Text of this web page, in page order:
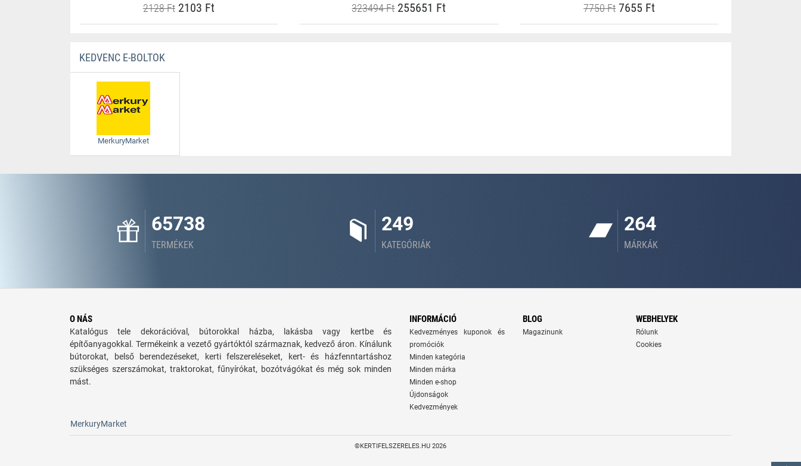
2128 Ft2103 Ft 323494 Ft255651 Ft 7750 Ft 7655 Ft
KEDVENC E-BOLTOK
MerkuryMarket
65738
TERMÉKEK
249
KATEGÓRIÁK
264
MÁRKÁK
O NÁS
Katalógus tele dekorációval, bútorokkal házba, lakásba vagy kertbe és
építőanyagokkal. Termékeink a vezető gyártóktól származnak, kedvező áron. Kínálunk
bútorokat, belső berendezéseket, kerti felszereléseket, kert- és házfenntartáshoz
szükséges szerszámokat, traktorokat, fűnyírókat, bozótvágókat és még sok minden
mást.
INFORMÁCIÓ
Kedvezményes kuponok és
promóciók
Minden kategória
Minden márka
Minden e-shop
Újdonságok
Kedvezmények
BLOG
Magazinunk
WEBHELYEK
Rólunk
Cookies
MerkuryMarket
©KERTIFELSZERELES.HU 2026